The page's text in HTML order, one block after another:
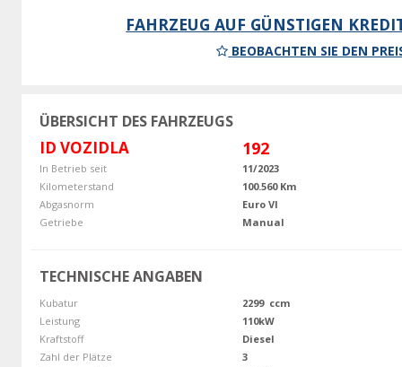
FAHRZEUG AUF GÜNSTIGEN
BEOBACHTEN SIE DEN
ÜBERSICHT DES FAHRZEUGS
ID VOZIDLA 192
In Betrieb seit
11/2023
Kilometerstand
100.560 Km
Abgasnorm
Euro VI
Getriebe
Manual
TECHNISCHE ANGABEN
Kubatur
2299 ccm
Leistung
110kW
Kraftstoff
Diesel
Zahl der Plätze
3